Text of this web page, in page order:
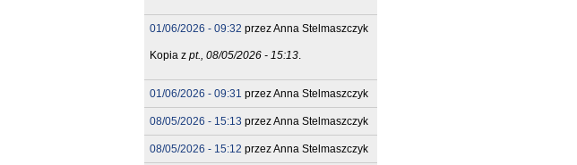
01/06/2026 - 09:32 przezAnna Stelmaszczyk
Kopia z pt., 08/05/2026 - 15:13.
01/06/2026 - 09:31 przezAnna Stelmaszczyk
08/05/2026 - 15:13 przezAnna Stelmaszczyk
08/05/2026 - 15:12 przezAnna Stelmaszczyk